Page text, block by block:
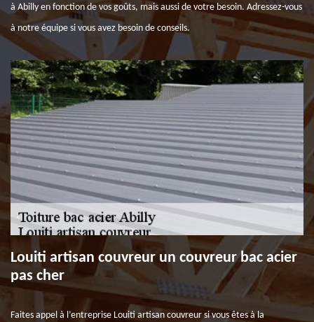
à Abilly en fonction de vos goûts, mais aussi de votre besoin. Adressez-vous
à notre équipe si vous avez besoin de conseils.
Louiti artisan couvreur un couvreur bac acier
pas cher
Faites appel à l’entreprise Louiti artisan couvreur si vous êtes à la